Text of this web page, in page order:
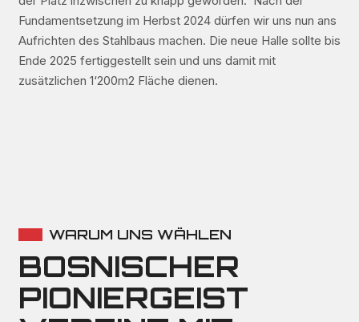
Fundamentsetzung im Herbst 2024 dürfen wir uns nun ans
Aufrichten des Stahlbaus machen. Die neue Halle sollte bis
Ende 2025 fertiggestellt sein und uns damit mit
zusätzlichen 1‘200m2 Fläche dienen.
WARUM UNS WÄHLEN
BOSNISCHER
PIONIERGEIST